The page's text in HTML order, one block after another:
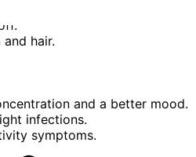
them:
hair.
and a better mood.
infections.
symptoms.